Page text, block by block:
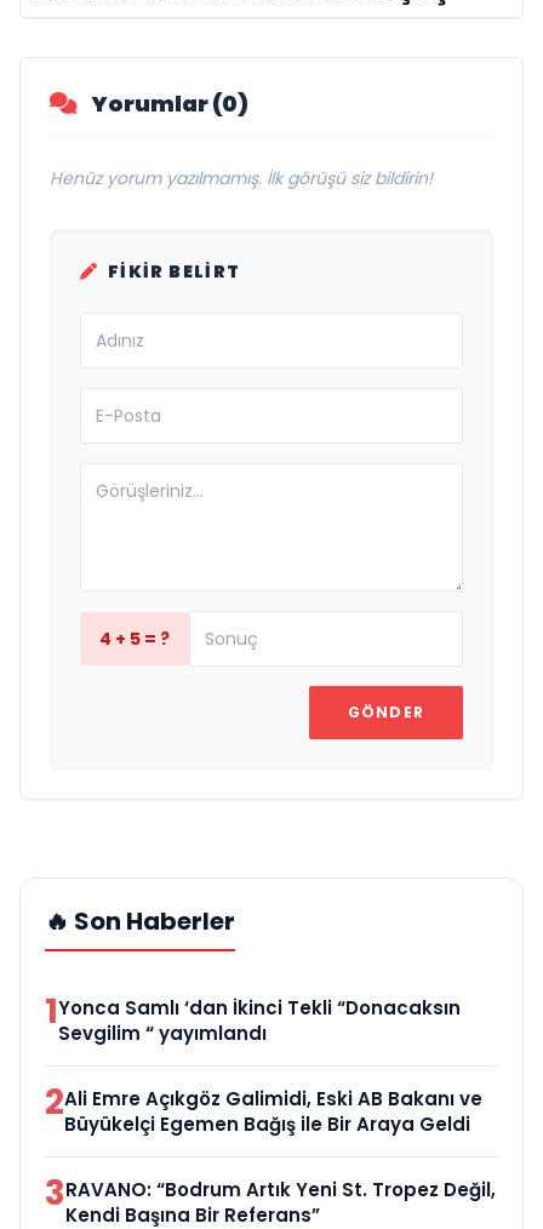
Yorumlar (0)
Henüz yorum yazılmamış. İlk görüşü siz bildirin!
FIKIR BELIRT
4 + 5 = ?
GÖNDER
🔥 Son Haberler
1Yonca Samlı ‘dan İkinci Tekli “Donacaksın
Sevgilim “ yayımlandı
2Ali Emre Açıkgöz Galimidi, Eski AB Bakanı ve
Büyükelçi Egemen Bağış ile Bir Araya Geldi
3RAVANO: “Bodrum Artık Yeni St. Tropez Değil,
Kendi Başına Bir Referans”